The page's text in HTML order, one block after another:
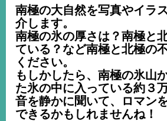
南極の大自然を写真やイラ
介します。
南極の氷の厚さは？南極と
ている？など南極と北極の
ください。
もしかしたら、南極の氷山
た氷の中に入っている約３
音を静かに聞いて、ロマン
できるかもしれませんね！